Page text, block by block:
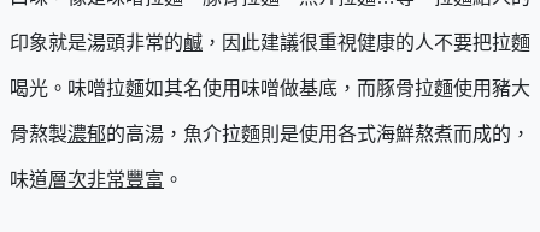
印象就是湯頭非常的鹹 ，因此建議很重視健康的人不要把拉麵
喝光。味噌拉麵如其名使用味噌做基底，而豚骨拉麵使用豬大
骨熬製濃郁的高湯，魚介拉麵則是使用各式海鮮熬煮而成的，
味道層次非常豐富 。